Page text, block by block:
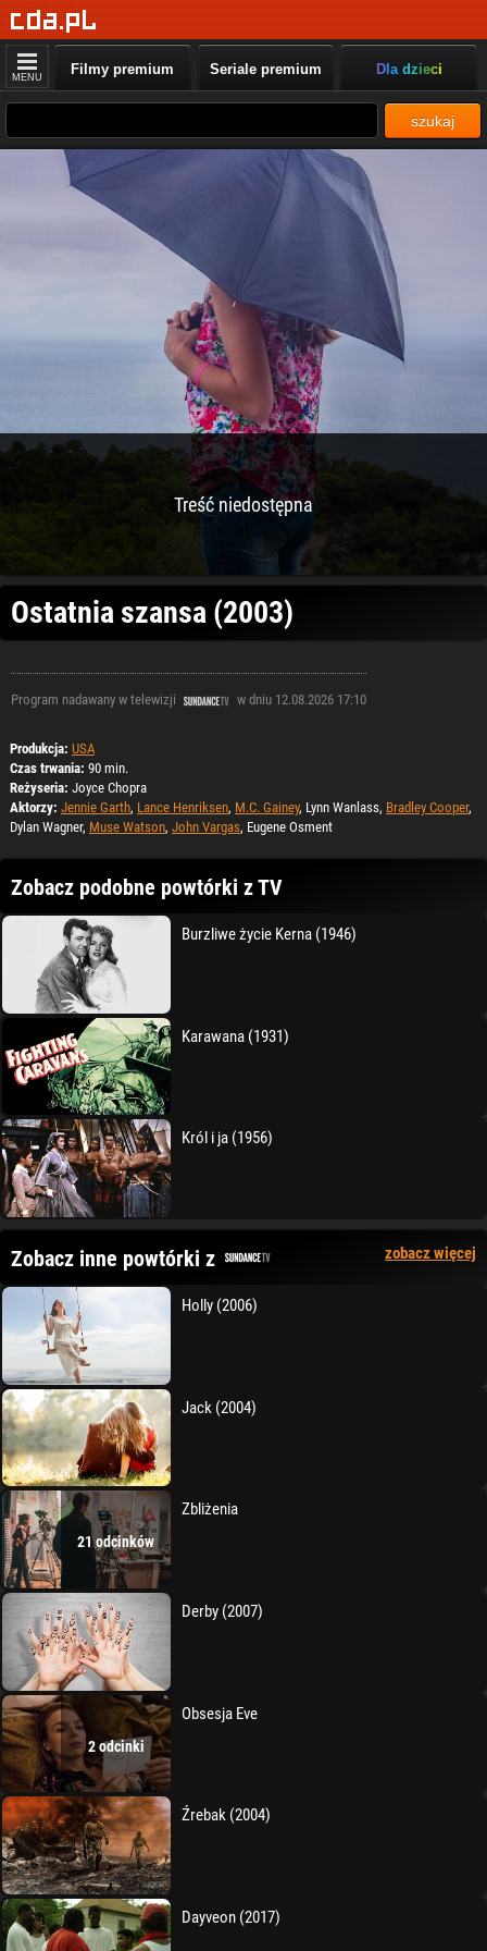
MENU Filmy premium Seriale premium Dla dzieci
szukaj
Treść niedostępna
Ostatnia szansa (2003)
Program nadawany w telewizji w dniu 12.08.2026 17:10
Produkcja: USA
Czas trwania: 90 min.
Reżyseria: Joyce Chopra
Aktorzy: Jennie Garth, Lance Henriksen, M.C. Gainey, Lynn Wanlass, Bradley Cooper,
Dylan Wagner, Muse Watson, John Vargas, Eugene Osment
Zobacz podobne powtórki z TV
Burzliwe życie Kerna (1946)
Karawana (1931)
Król i ja (1956)
Zobacz inne powtórki z zobacz więcej
Holly (2006)
Jack (2004)
21 odcinków
Zbliżenia
Derby (2007)
2 odcinki
Obsesja Eve
Źrebak (2004)
Dayveon (2017)